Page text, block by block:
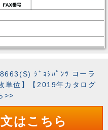
ｼﾞｮｼﾊﾟﾝﾂ コーラ
単位】【2019年カタログ
>>
はこちら